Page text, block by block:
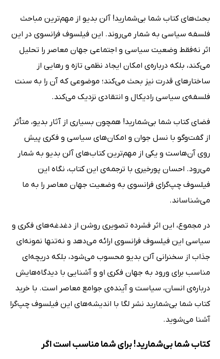
بحث‌های کتاب شما بی‌شمارید! آلن بدیو از مهم‌ترین مباحث
فلسفه سیاسی به شمار می‌روند. این فیلسوف فرانسوی در این
اثر نه‌فقط وضعیت سیاسی و اجتماعی جهان معاصر را تحلیل
می‌کند، بلکه درباره‌ی امکان ایجاد نظمی تازه و رهایی از
ساختارهای قدرت نیز بحث می‌کند؛ موضوعی که آن را به سنت
فلسفه‌ی سیاسی رادیکال و انتقادی نزدیک می‌کند.
فضای کتاب شما بی‌شمارید! همچون بسیاری از آثار بدیو، متأثر
از گفت‌وگو با نسل جوان و امکان‌های سیاسی و فکری پیش
روی آن‌هاست و یکی از مهم‌ترین کتاب‌های آلن بدیو به شمار
می‌رود. احسان پورخیری با ترجمه‌ی این کتاب، نگاه این
فیلسوف چپ‌گرای فرانسوی به وضعیت جهان معاصر را به ما
می‌شناساند.
در مجموع، این اثر فشرده تصویری روشن از دغدغه‌های فکری و
سیاسی این فیلسوف فرانسوی ارائه می‌دهد و نه‌تنها نمونه‌ای
جذاب از سخنرانی آلن بدیو محسوب می‌شود، بلکه دریچه‌ای
مناسب برای ورود به جهان فکری او و آشنایی با دیدگاه‌هایش
درباره‌ی انسان، سیاست و آینده‌ی جوامع معاصر است. با خرید
کتاب شما بی‌شمارید نشر لگا با اندیشه‌های این فیلسوف چپ‌گرا
آشنا می‌شوید.
کتاب شما بی‌شمارید! برای شما مناسب است اگر